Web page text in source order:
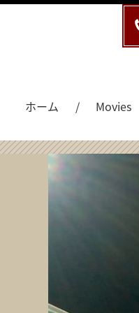
ホーム Movies